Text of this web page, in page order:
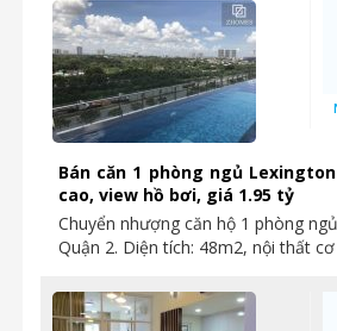
Bán căn 1 phòng ngủ
cao, view hồ bơi, giá 1.95 tỷ
Chuyển nhượng căn hộ 1 phòng
Quận 2. Diện tích: 48m2, nội thất